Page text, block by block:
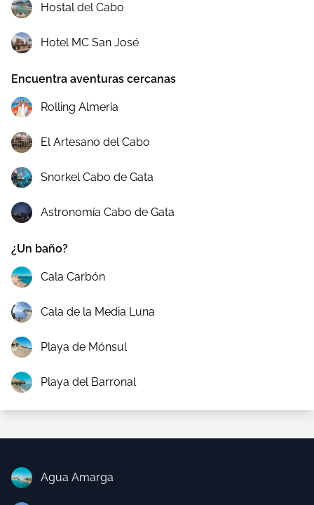
Hostal del Cabo
Hotel MC San José
Encuentra aventuras cercanas
Rolling Almería
El Artesano del Cabo
Snorkel Cabo de Gata
Astronomía Cabo de Gata
¿Un baño?
Cala Carbón
Cala de la Media Luna
Playa de Mónsul
Playa del Barronal
Agua Amarga